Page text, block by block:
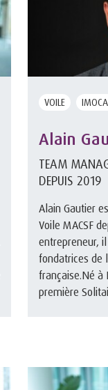
VOILE
Alain
TEAM
DEPUIS 2019
Alain Gautier
Voile MACSF
entrepreneur,
fondatrices de
française.Né à
première